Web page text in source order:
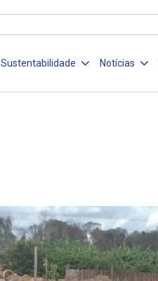
Sustentabilidade Notícias